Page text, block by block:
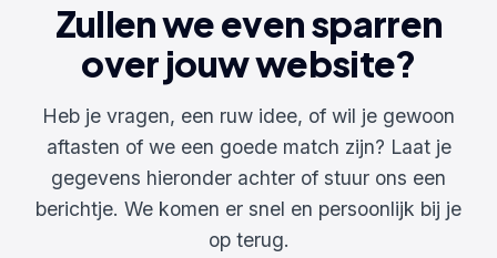
Zullen we even sparren
over jouw website?
Heb je vragen, een ruw idee, of wil je gewoon
aftasten of we een goede match zijn? Laat je
gegevens hieronder achter of stuur ons een
berichtje. We komen er snel en persoonlijk bij je
op terug.